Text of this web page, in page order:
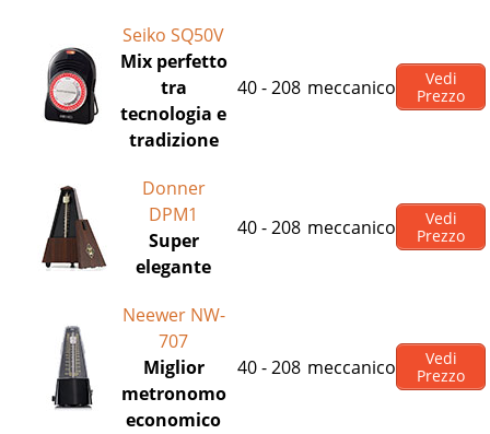
Seiko SQ50V
Mix perfetto
tra
tecnologia e
tradizione
40 - 208 meccanico
Vedi
Prezzo
Donner
DPM1
Super
elegante
40 - 208 meccanico
Vedi
Prezzo
Neewer NW-
707
Miglior
metronomo
economico
40 - 208 meccanico
Vedi
Prezzo